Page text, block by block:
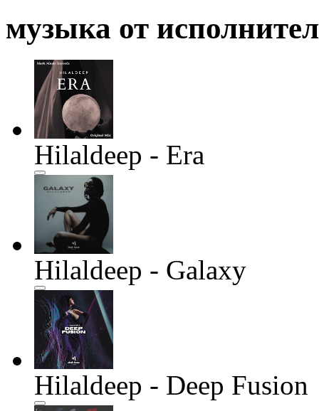
музыка от
Hilaldeep - Era
Hilaldeep - Galaxy
Hilaldeep - Deep Fusion